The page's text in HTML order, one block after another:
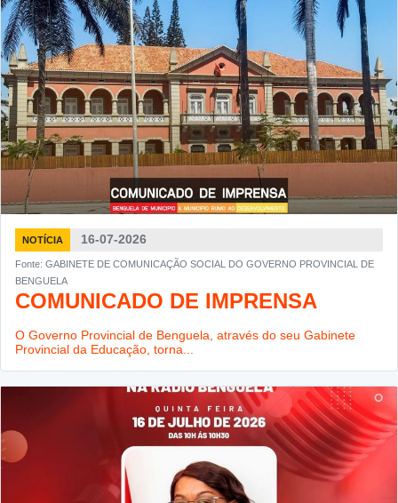
NOTÍCIA 16-07-2026
Fonte: GABINETE DE COMUNICAÇÃO SOCIAL DO GOVERNO PROVINCIAL DE
BENGUELA
COMUNICADO DE IMPRENSA
O Governo Provincial de Benguela, através do seu Gabinete
Provincial da Educação, torna...